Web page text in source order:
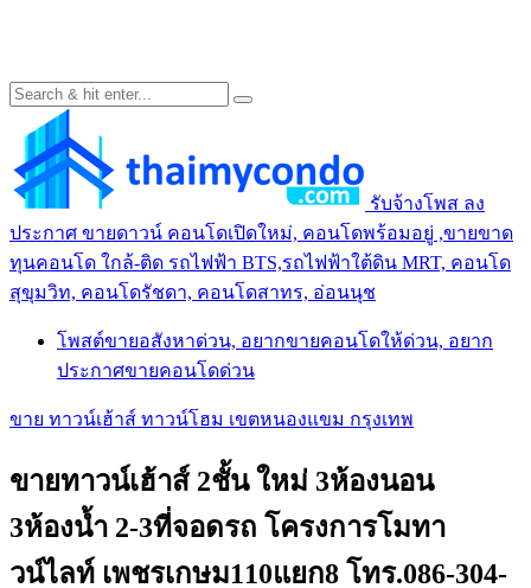
รับจ้างโพส ลง
ประกาศ ขายดาวน์ คอนโดเปิดใหม่, คอนโดพร้อมอยู่ ,ขายขาด
ทุนคอนโด ใกล้-ติด รถไฟฟ้า BTS,รถไฟฟ้าใต้ดิน MRT, คอนโด
สุขุมวิท, คอนโดรัชดา, คอนโดสาทร, อ่อนนุช
โพสต์ขายอสังหาด่วน, อยากขายคอนโดให้ด่วน, อยาก
ประกาศขายคอนโดด่วน
ขาย ทาวน์เฮ้าส์ ทาวน์โฮม เขตหนองแขม กรุงเทพ
ขายทาวน์เฮ้าส์ 2ชั้น ใหม่ 3ห้องนอน
3ห้องน้ำ 2-3ที่จอดรถ โครงการโมทา
วน์ไลท์ เพชรเกษม110แยก8 โทร.086-304-